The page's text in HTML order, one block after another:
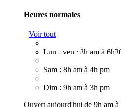
Heures normales
Voir tout
Lun - ven : 8h am à
Sam : 8h am à 4h pm
Dim : 9h am à 3h pm
Ouvert aujourd'hui de 9h am à